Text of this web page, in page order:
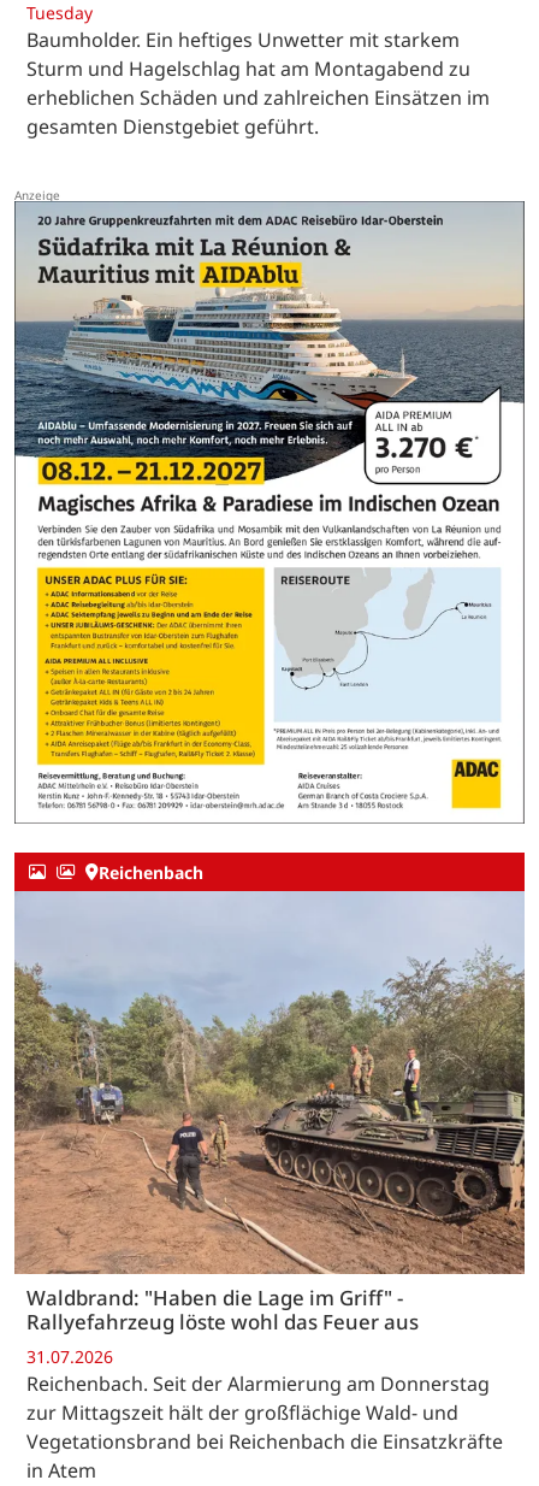
Tuesday
Baumholder. Ein heftiges Unwetter mit starkem
Sturm und Hagelschlag hat am Montagabend zu
erheblichen Schäden und zahlreichen Einsätzen im
gesamten Dienstgebiet geführt.
Reichenbach
Waldbrand: "Haben die Lage im Griff" -
Rallyefahrzeug löste wohl das Feuer aus
31.07.2026
Reichenbach. Seit der Alarmierung am Donnerstag
zur Mittagszeit hält der großflächige Wald- und
Vegetationsbrand bei Reichenbach die Einsatzkräfte
in Atem